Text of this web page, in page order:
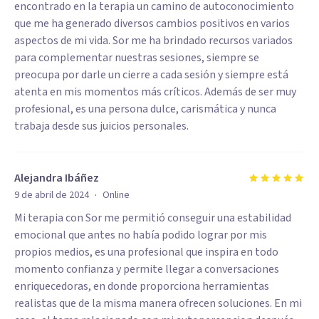
encontrado en la terapia un camino de autoconocimiento
que me ha generado diversos cambios positivos en varios
aspectos de mi vida. Sor me ha brindado recursos variados
para complementar nuestras sesiones, siempre se
preocupa por darle un cierre a cada sesión y siempre está
atenta en mis momentos más críticos. Además de ser muy
profesional, es una persona dulce, carismática y nunca
trabaja desde sus juicios personales.
Alejandra Ibáñez
9 de abril de 2024 · Online
Mi terapia con Sor me permitió conseguir una estabilidad
emocional que antes no había podido lograr por mis
propios medios, es una profesional que inspira en todo
momento confianza y permite llegar a conversaciones
enriquecedoras, en donde proporciona herramientas
realistas que de la misma manera ofrecen soluciones. En mi